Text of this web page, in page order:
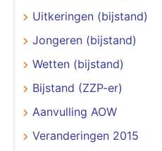
Uitkeringen (bijstand)
Jongeren (bijstand)
Wetten (bijstand)
Bijstand (ZZP-er)
Aanvulling AOW
Veranderingen 2015